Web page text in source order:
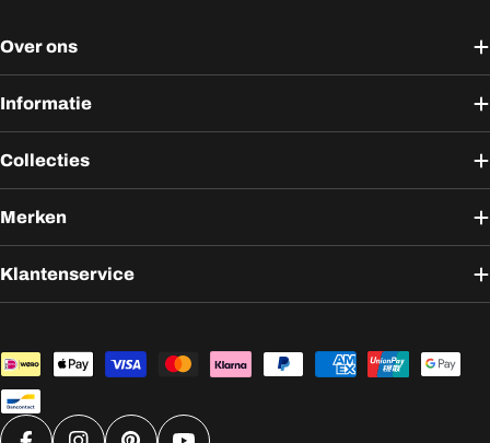
Over ons
Informatie
Collecties
Merken
Klantenservice
Betaalmethoden